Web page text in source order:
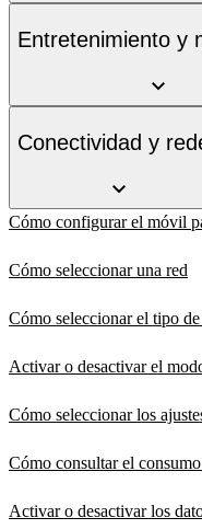
Entretenimiento y
Conectividad y
Cómo configurar el móvil
Cómo seleccionar una red
Cómo seleccionar el tipo de
Activar o desactivar el
Cómo seleccionar los
Cómo consultar el
Activar o desactivar los